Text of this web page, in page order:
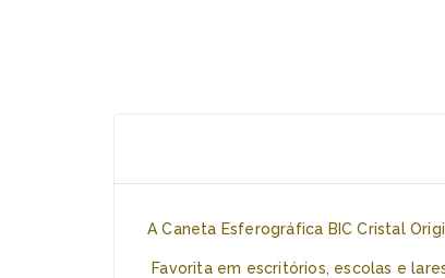
A Caneta Esferográfica BIC Cristal
Favorita em escritórios, escolas e